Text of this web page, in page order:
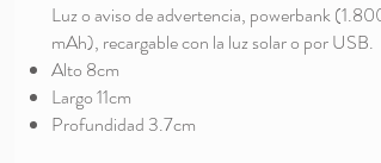
Luz o aviso de advertencia, powerbank
mAh), recargable con la luz solar o por USB.
Alto 8cm
Largo 11cm
Profundidad 3.7cm